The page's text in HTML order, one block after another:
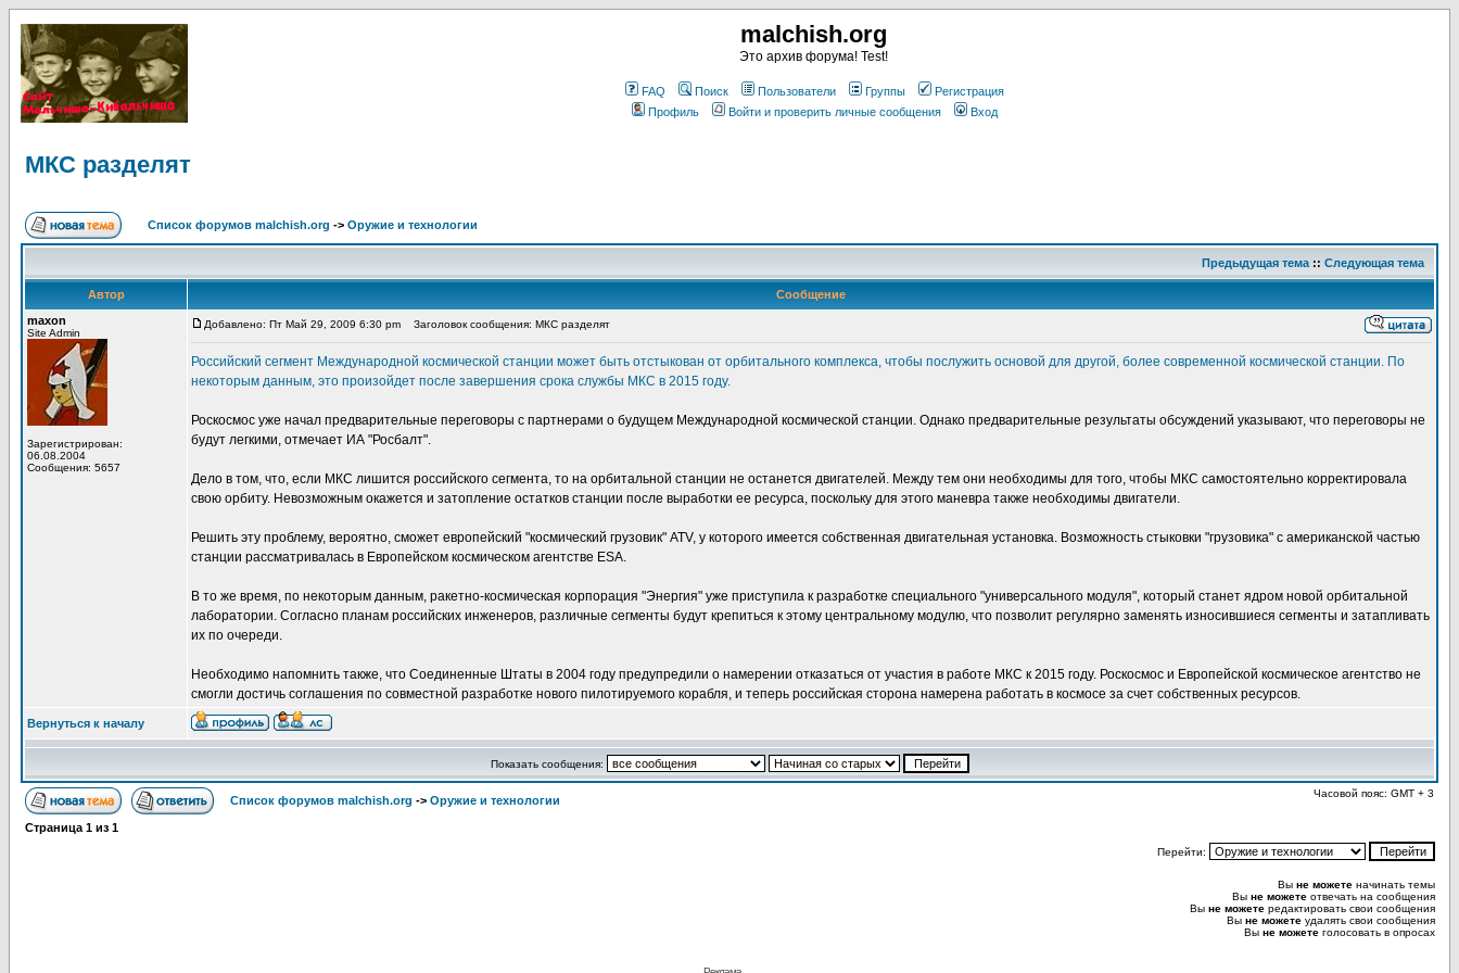
malchish.org
Это архив форума! Test!
FAQ Поиск Пользователи Группы
Регистрация
Профиль
Войти и проверить личные сообщения Вход
МКС разделят
Список форумов malchish.org -> Оружие и технологии
Предыдущая тема :: Следующая тема
Автор
Сообщение
maxon
Site Admin
Зарегистрирован:
06.08.2004
Сообщения: 5657
Добавлено: Пт Май 29, 2009 6:30 pm Заголовок сообщения: МКС разделят
Российский сегмент Международной космической станции может быть отстыкован от орбитального комплекса, чтобы послужить основой для другой, более современной космической станции. По
некоторым данным, это произойдет после завершения срока службы МКС в 2015 году.
Роскосмос уже начал предварительные переговоры с партнерами о будущем Международной космической станции. Однако предварительные результаты обсуждений указывают, что переговоры не
будут легкими, отмечает ИА "Росбалт".
Дело в том, что, если МКС лишится российского сегмента, то на орбитальной станции не останется двигателей. Между тем они необходимы для того, чтобы МКС самостоятельно корректировала
свою орбиту. Невозможным окажется и затопление остатков станции после выработки ее ресурса, поскольку для этого маневра также необходимы двигатели.
Решить эту проблему, вероятно, сможет европейский "космический грузовик" ATV, у которого имеется собственная двигательная установка. Возможность стыковки "грузовика" с американской частью
станции рассматривалась в Европейском космическом агентстве ESA.
В то же время, по некоторым данным, ракетно-космическая корпорация "Энергия" уже приступила к разработке специального "универсального модуля", который станет ядром новой орбитальной
лаборатории. Согласно планам российских инженеров, различные сегменты будут крепиться к этому центральному модулю, что позволит регулярно заменять износившиеся сегменты и затапливать
их по очереди.
Необходимо напомнить также, что Соединенные Штаты в 2004 году предупредили о намерении отказаться от участия в работе МКС к 2015 году. Роскосмос и Европейской космическое агентство не
смогли достичь соглашения по совместной разработке нового пилотируемого корабля, и теперь российская сторона намерена работать в космосе за счет собственных ресурсов.
Вернуться к началу
Показать сообщения:
Список форумов malchish.org -> Оружие и технологии
Часовой пояс: GMT + 3
Страница 1 из 1
Перейти:
Вы не можете начинать темы
Вы не можете отвечать на сообщения
Вы не можете редактировать свои сообщения
Вы не можете удалять свои сообщения
Вы не можете голосовать в опросах